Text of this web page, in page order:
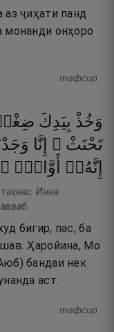
аз ҷиҳати панд
монанди онҳоро
тафсир
وَخُذْ بِيَدِكَ
تَحْنَثْ ۗ إِنَّا
إِنَّهُۥٓ
أَوَّابٌۭ ۝
Инна
бигир, пас, ба
Ҳаройина, Мо
бандаи нек
аст.
тафсир